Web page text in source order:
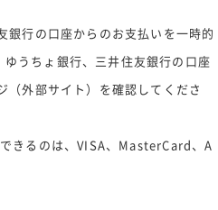
銀行の口座からのお支払いを一時的
うちょ銀行、三井住友銀行の口座
（外部サイト）を確認してくださ
きるのは、VISA、MasterCard、A